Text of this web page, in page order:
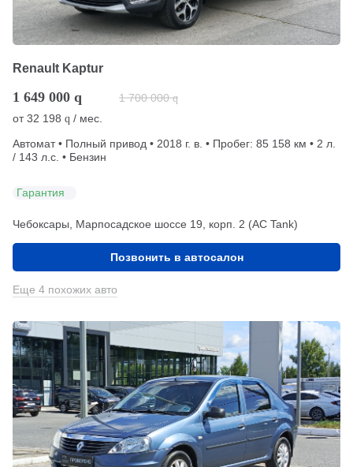
Renault Kaptur
1 649 000 q 1 700 000 q
от32 198 q / мес.
Автомат • Полный привод • 2018 г. в. • Пробег: 85 158 км • 2 л.
/ 143 л.с. • Бензин
Гарантия
Чебоксары, Марпосадское шоссе 19, корп. 2 (АС Tank)
Позвонить в автосалон
Еще 4 похожих авто